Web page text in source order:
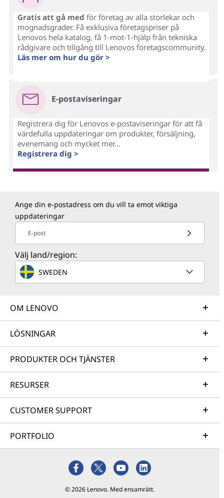
Gratis att gå med för företag av alla storlekar och
mognadsgrader. Få exklusiva företagspriser på
Lenovos hela katalog, få 1-mot-1-hjälp från tekniska
rådgivare och tillgång till Lenovos företagscommunity.
Läs mer om hur du gör >
E-postaviseringar
Registrera dig för Lenovos e-postaviseringar för att få
värdefulla uppdateringar om produkter, försäljning,
evenemang och mycket mer...
Registrera dig >
Ange din e-postadress om du vill ta emot viktiga
uppdateringar
E-post
Välj land/region:
SWEDEN
OM LENOVO
LÖSNINGAR
PRODUKTER OCH TJÄNSTER
RESURSER
CUSTOMER SUPPORT
PORTFOLIO
© 2026 Lenovo. Med ensamrätt.